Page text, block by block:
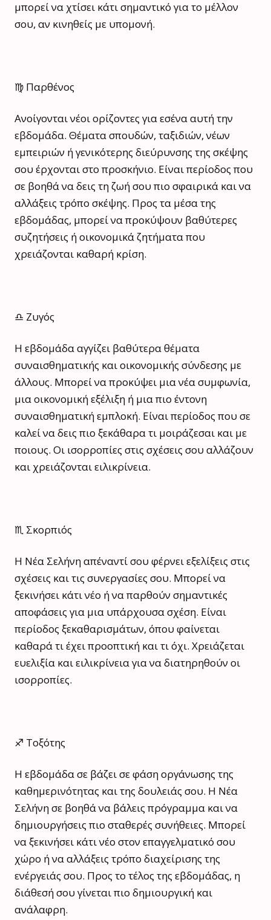
μπορεί να χτίσει κάτι σημαντικό για το μέλλον
σου, αν κινηθείς με υπομονή.
♍ Παρθένος
Ανοίγονται νέοι ορίζοντες για εσένα αυτή την
εβδομάδα. Θέματα σπουδών, ταξιδιών, νέων
εμπειριών ή γενικότερης διεύρυνσης της σκέψης
σου έρχονται στο προσκήνιο. Είναι περίοδος που
σε βοηθά να δεις τη ζωή σου πιο σφαιρικά και να
αλλάξεις τρόπο σκέψης. Προς τα μέσα της
εβδομάδας, μπορεί να προκύψουν βαθύτερες
συζητήσεις ή οικονομικά ζητήματα που
χρειάζονται καθαρή κρίση.
♎ Ζυγός
Η εβδομάδα αγγίζει βαθύτερα θέματα
συναισθηματικής και οικονομικής σύνδεσης με
άλλους. Μπορεί να προκύψει μια νέα συμφωνία,
μια οικονομική εξέλιξη ή μια πιο έντονη
συναισθηματική εμπλοκή. Είναι περίοδος που σε
καλεί να δεις πιο ξεκάθαρα τι μοιράζεσαι και με
ποιους. Οι ισορροπίες στις σχέσεις σου αλλάζουν
και χρειάζονται ειλικρίνεια.
♏ Σκορπιός
Η Νέα Σελήνη απέναντί σου φέρνει εξελίξεις στις
σχέσεις και τις συνεργασίες σου. Μπορεί να
ξεκινήσει κάτι νέο ή να παρθούν σημαντικές
αποφάσεις για μια υπάρχουσα σχέση. Είναι
περίοδος ξεκαθαρισμάτων, όπου φαίνεται
καθαρά τι έχει προοπτική και τι όχι. Χρειάζεται
ευελιξία και ειλικρίνεια για να διατηρηθούν οι
ισορροπίες.
♐ Τοξότης
Η εβδομάδα σε βάζει σε φάση οργάνωσης της
καθημερινότητας και της δουλειάς σου. Η Νέα
Σελήνη σε βοηθά να βάλεις πρόγραμμα και να
δημιουργήσεις πιο σταθερές συνήθειες. Μπορεί
να ξεκινήσει κάτι νέο στον επαγγελματικό σου
χώρο ή να αλλάξεις τρόπο διαχείρισης της
ενέργειάς σου. Προς το τέλος της εβδομάδας, η
διάθεσή σου γίνεται πιο δημιουργική και
ανάλαφρη.